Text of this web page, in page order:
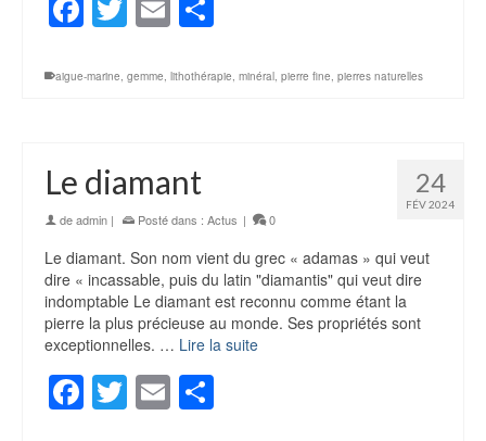
Facebook
Twitter
Email
aigue-marine, gemme, lithothérapie, minéral, pierre fine, pierres naturelles
24
FÉV 2024
Le diamant
deadmin | Posté dans : Actus | 0
Le diamant. Son nom vient du grec « adamas » qui veut
dire « incassable, puis du latin "diamantis" qui veut dire
indomptable Le diamant est reconnu comme étant la
pierre la plus précieuse au monde. Ses propriétés sont
exceptionnelles. … Lire la suite
Facebook
Twitter
Email